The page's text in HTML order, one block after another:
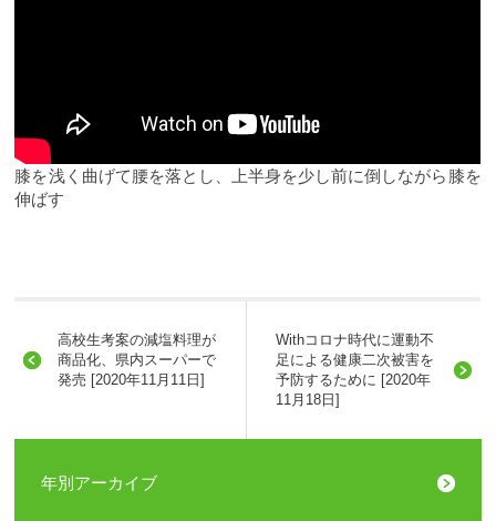
膝を浅く曲げて腰を落とし、上半身を少し前に倒しながら膝を
伸ばす
高校生考案の減塩料理が
商品化、県内スーパーで
発売 [2020年11月11日]
Withコロナ時代に運動不
足による健康二次被害を
予防するために [2020年
11月18日]
年別アーカイブ